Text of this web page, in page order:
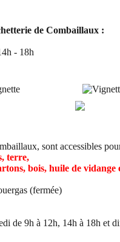
de Combaillaux :
- 18h
sont accessibles
terre,
bois, huile de vidange
(fermée)
de 9h à 12h, 14h à 18h et